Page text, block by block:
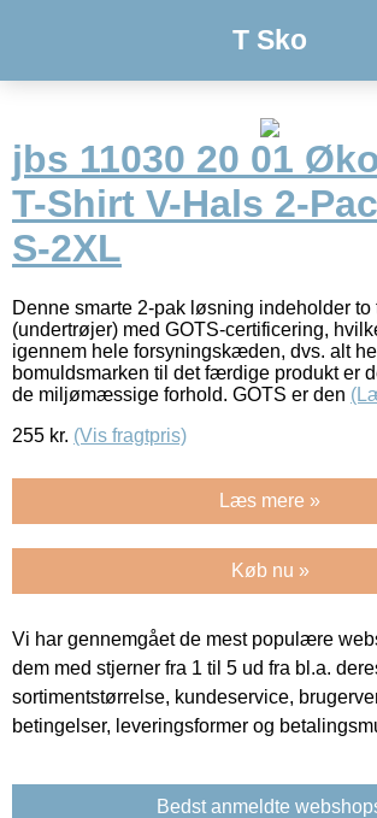
T Sko
jbs 11030 20 01
T-Shirt V-Hals 2-
S-2XL
Denne smarte 2-pak løsning indeholder to
(undertrøjer) med GOTS-certificering,
igennem hele forsyningskæden, dvs. alt
bomuldsmarken til det færdige produkt er
de miljømæssige forhold. GOTS er den
255 kr. (Vis fragtpris)
Læs mere »
Køb nu »
Vi har gennemgået de mest populære
dem med stjerner fra 1 til 5 ud fra bl.a.
sortimentstørrelse, kundeservice,
betingelser, leveringsformer og
Bedst anmeldte